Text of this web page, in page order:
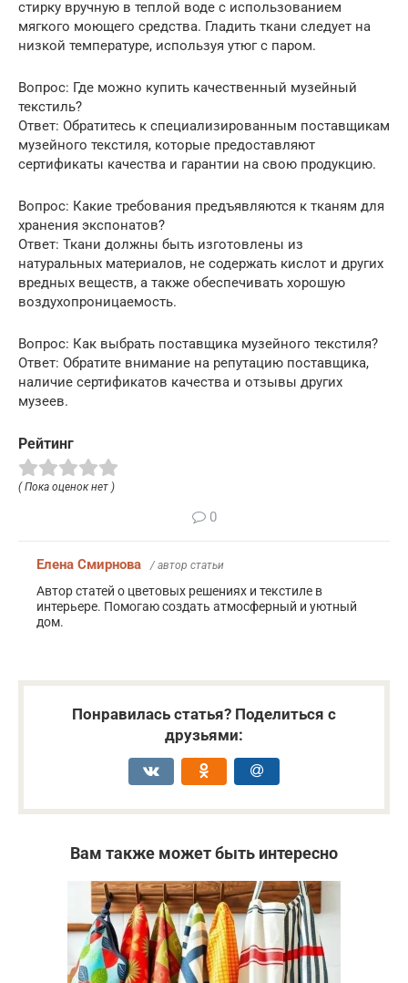
стирку вручную в теплой воде с использованием
мягкого моющего средства. Гладить ткани следует на
низкой температуре, используя утюг с паром.
Вопрос: Где можно купить качественный музейный
текстиль?
Ответ: Обратитесь к специализированным поставщикам
музейного текстиля, которые предоставляют
сертификаты качества и гарантии на свою продукцию.
Вопрос: Какие требования предъявляются к тканям для
хранения экспонатов?
Ответ: Ткани должны быть изготовлены из
натуральных материалов, не содержать кислот и других
вредных веществ, а также обеспечивать хорошую
воздухопроницаемость.
Вопрос: Как выбрать поставщика музейного текстиля?
Ответ: Обратите внимание на репутацию поставщика,
наличие сертификатов качества и отзывы других
музеев.
Рейтинг
( Пока оценок нет )
0
Елена Смирнова / автор статьи
Автор статей о цветовых решениях и текстиле в
интерьере. Помогаю создать атмосферный и уютный
дом.
Понравилась статья? Поделиться с
друзьями:
Вам также может быть интересно